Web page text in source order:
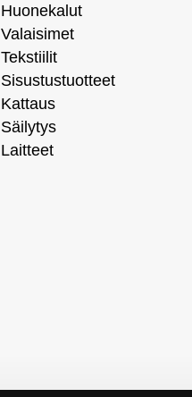
Huonekalut
Valaisimet
Tekstiilit
Sisustustuotteet
Kattaus
Säilytys
Laitteet